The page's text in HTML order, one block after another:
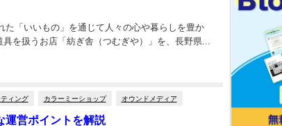
た「いいもの」を通じて人々の心や暮らしを豊か
を扱うお店「紡ぎ舎（つむぎや）」を、長野県...
ィング カラーミーショップ オウンドメディア
運営ポイントを解説